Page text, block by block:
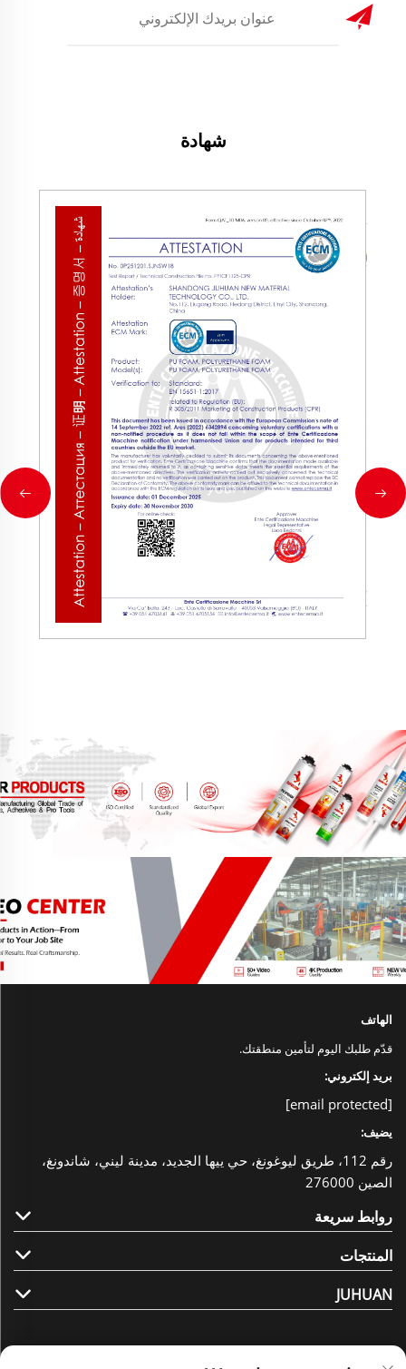
شهادة
الهاتف
قدّم طلبك اليوم لتأمين منطقتك.
بريد إلكتروني:
[email protected]
يضيف:
رقم 112، طريق ليوغونغ، حي ييها الجديد، مدينة ليني، شاندونغ،
الصين 276000
روابط سريعة
المنتجات
JUHUAN